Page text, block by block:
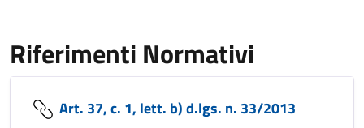
Riferimenti Normativi
Art. 37, c. 1, lett. b) d.lgs. n. 33/2013